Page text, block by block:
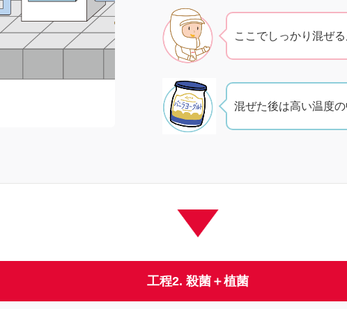
ここでしっかり混ぜる
混ぜた後は高い温度
工程2. 殺菌＋植菌